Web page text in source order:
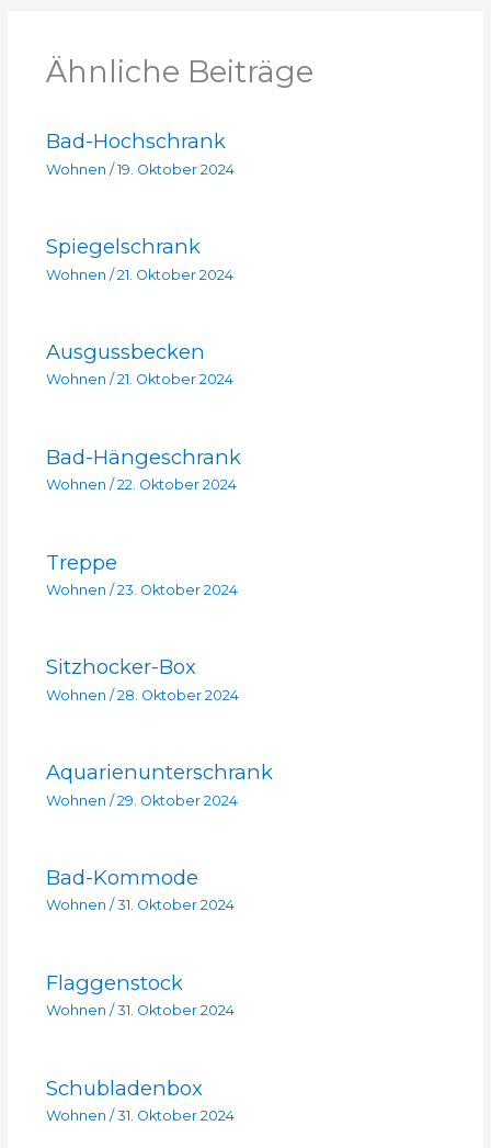
Ähnliche Beiträge
Bad-Hochschrank
Wohnen / 19. Oktober 2024
Spiegelschrank
Wohnen /21. Oktober 2024
Ausgussbecken
Wohnen / 21. Oktober 2024
Bad-Hängeschrank
Wohnen / 22. Oktober 2024
Treppe
Wohnen / 23. Oktober 2024
Sitzhocker-Box
Wohnen / 28. Oktober 2024
Aquarienunterschrank
Wohnen /29. Oktober 2024
Bad-Kommode
Wohnen / 31. Oktober 2024
Flaggenstock
Wohnen / 31. Oktober 2024
Schubladenbox
Wohnen / 31. Oktober 2024